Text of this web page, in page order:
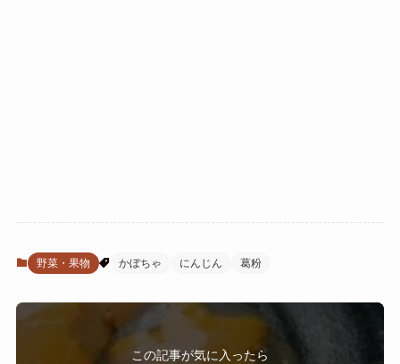
野菜・果物 かぼちゃ にんじん 葛粉
この記事が気に入ったら